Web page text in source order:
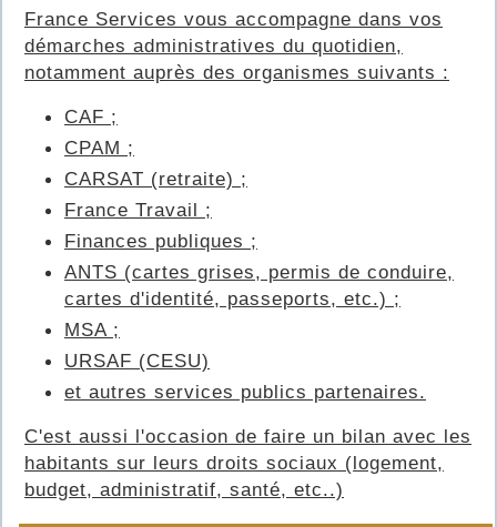
France Services vous accompagne dans vos
démarches administratives du quotidien,
notamment auprès des organismes suivants :
CAF ;
CPAM ;
CARSAT (retraite) ;
France Travail ;
Finances publiques ;
ANTS (cartes grises, permis de conduire,
cartes d'identité, passeports, etc.) ;
MSA ;
URSAF (CESU)
et autres services publics partenaires.
C'est aussi l'occasion de faire un bilan avec les
habitants sur leurs droits sociaux (logement,
budget, administratif, santé, etc..)